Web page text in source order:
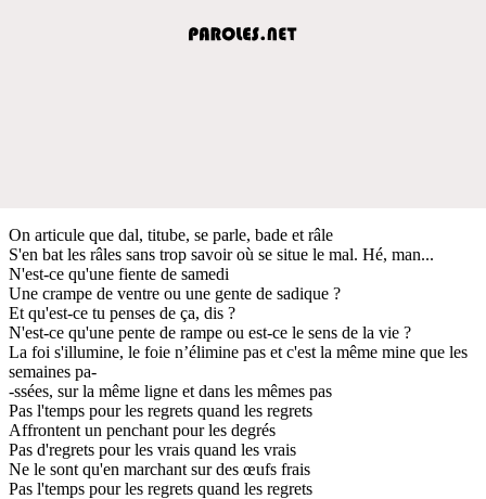
On articule que dal, titube, se parle, bade et râle
S'en bat les râles sans trop savoir où se situe le mal. Hé, man...
N'est-ce qu'une fiente de samedi
Une crampe de ventre ou une gente de sadique ?
Et qu'est-ce tu penses de ça, dis ?
N'est-ce qu'une pente de rampe ou est-ce le sens de la vie ?
La foi s'illumine, le foie n’élimine pas et c'est la même mine que les
semaines pa-
-ssées, sur la même ligne et dans les mêmes pas
Pas l'temps pour les regrets quand les regrets
Affrontent un penchant pour les degrés
Pas d'regrets pour les vrais quand les vrais
Ne le sont qu'en marchant sur des œufs frais
Pas l'temps pour les regrets quand les regrets